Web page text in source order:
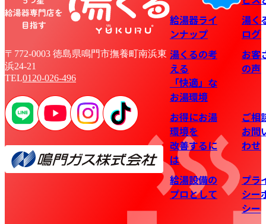
〒772-0003 徳島県鳴門市撫養町南浜東
浜24-21
TEL0120-026-496
給湯器ライ
ンナップ
湯く
ログ
湯くるの考
える
「快適」な
お湯環境
お客
の声
お得にお湯
環境を
改善するに
は
ご相
お問
わせ
給湯設備の
プロとして
プラ
シー
シー